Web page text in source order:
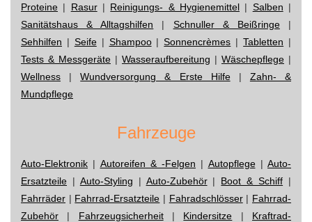
Proteine | Rasur| Reinigungs- & Hygienemittel | Salben |
Sanitätshaus & Alltagshilfen | Schnuller & Beißringe|
Sehhilfen | Seife| Shampoo|Sonnencrèmes |Tabletten |
Tests & Messgeräte | Wasseraufbereitung | Wäschepflege |
Wellness |Wundversorgung & Erste Hilfe| Zahn- &
Mundpflege
Fahrzeuge
Auto-Elektronik | Autoreifen & -Felgen | Autopflege| Auto-
Ersatzteile | Auto-Styling | Auto-Zubehör| Boot & Schiff |
Fahrräder | Fahrrad-Ersatzteile | Fahradschlösser| Fahrrad-
Zubehör | Fahrzeugsicherheit| Kindersitze | Kraftrad-